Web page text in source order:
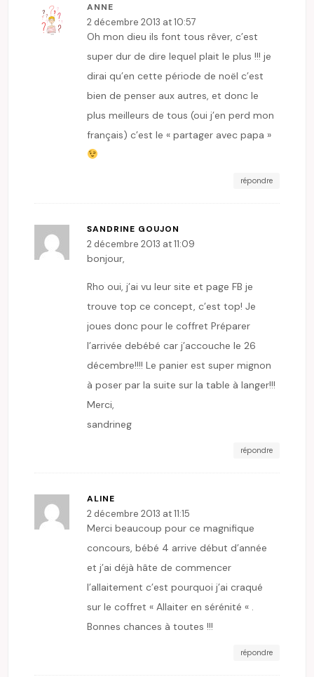
ANNE
2 décembre 2013 at 10:57
Oh mon dieu ils font tous rêver, c’est
super dur de dire lequel plait le plus !!! je
dirai qu’en cette période de noël c’est
bien de penser aux autres, et donc le
plus meilleurs de tous (oui j’en perd mon
français) c’est le « partager avec papa »
répondre
SANDRINE GOUJON
2 décembre 2013 at 11:09
bonjour,
Rho oui, j’ai vu leur site et page FB je
trouve top ce concept, c’est top! Je
joues donc pour le coffret Préparer
l’arrivée debébé car j’accouche le 26
décembre!!!! Le panier est super mignon
à poser par la suite sur la table à langer!!!
Merci,
sandrineg
répondre
ALINE
2 décembre 2013 at 11:15
Merci beaucoup pour ce magnifique
concours, bébé 4 arrive début d’année
et j’ai déjà hâte de commencer
l’allaitement c’est pourquoi j’ai craqué
sur le coffret « Allaiter en sérénité « .
Bonnes chances à toutes !!!
répondre